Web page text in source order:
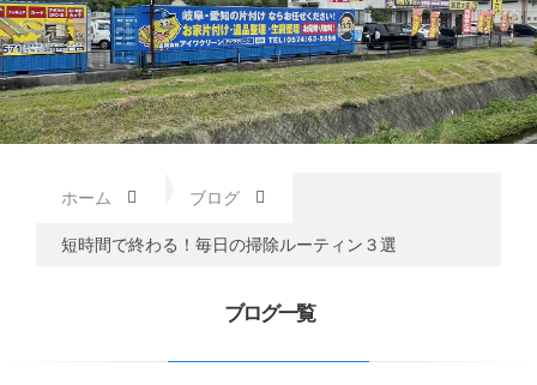
ホーム ブログ
短時間で終わる！毎日の掃除ルーティン３選
ブログ一覧